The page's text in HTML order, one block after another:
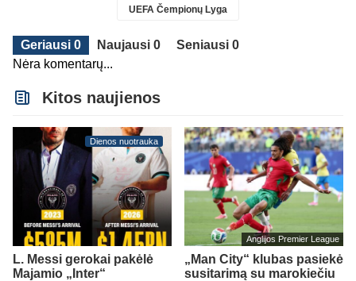
UEFA Čempionų Lyga
Geriausi 0 Naujausi 0
Seniausi 0
Nėra komentarų...
Kitos naujienos
Dienos nuotrauka
L. Messi gerokai pakėlė
Majamio „Inter“
Anglijos Premier League
„Man City“ klubas pasiekė
susitarimą su marokiečiu